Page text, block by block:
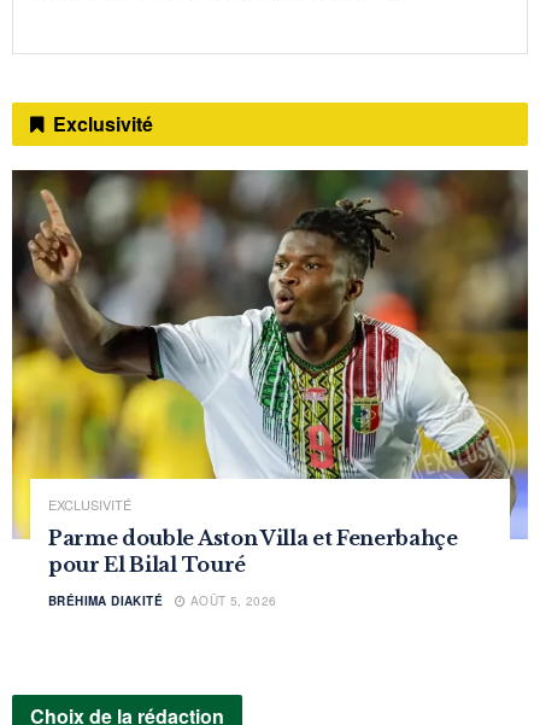
Exclusivité
EXCLUSIVITÉ
Parme double Aston Villa et Fenerbahçe
pour El Bilal Touré
BRÉHIMA DIAKITÉ AOÛT 5, 2026
Choix de la rédaction